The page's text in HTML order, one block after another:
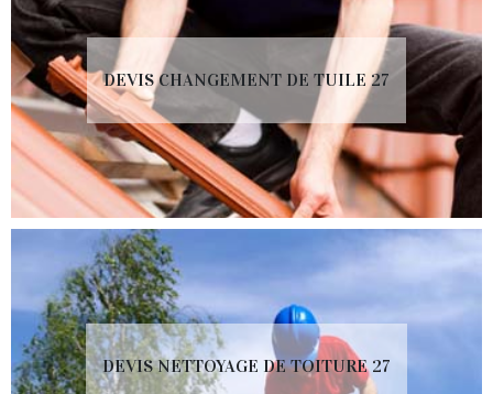
DEVIS CHANGEMENT DE TUILE 27
DEVIS NETTOYAGE DE TOITURE 27